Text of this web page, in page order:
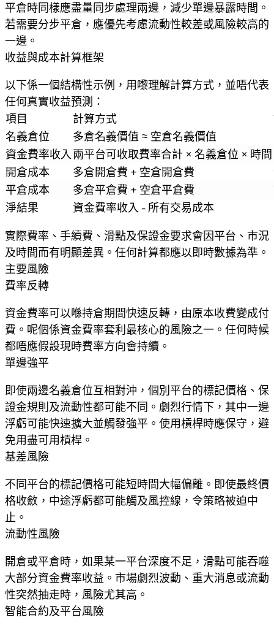
平倉時同樣應盡量同步處理兩邊，減少單邊暴露時間。
若需要分步平倉，應優先考慮流動性較差或風險較高的
一邊。
收益與成本計算框架
以下係一個結構性示例，用嚟理解計算方式，並唔代表
任何真實收益預測：
項目
計算方式
名義倉位
多倉名義價值 ≈ 空倉名義價值
資金費率收入 兩平台可收取費率合計 × 名義倉位 × 時間
開倉成本
多倉開倉費 + 空倉開倉費
平倉成本
多倉平倉費 + 空倉平倉費
淨結果
資金費率收入 - 所有交易成本
實際費率、手續費、滑點及保證金要求會因平台、市況
及時間而有明顯差異。任何計算都應以即時數據為準。
主要風險
費率反轉
資金費率可以喺持倉期間快速反轉，由原本收費變成付
費。呢個係資金費率套利最核心的風險之一。任何時候
都唔應假設現時費率方向會持續。
單邊強平
即使兩邊名義倉位互相對沖，個別平台的標記價格、保
證金規則及流動性都可能不同。劇烈行情下，其中一邊
浮虧可能快速擴大並觸發強平。使用槓桿時應保守，避
免用盡可用槓桿。
基差風險
不同平台的標記價格可能短時間大幅偏離。即使最終價
格收斂，中途浮虧都可能觸及風控線，令策略被迫中
止。
流動性風險
開倉或平倉時，如果某一平台深度不足，滑點可能吞噬
大部分資金費率收益。市場劇烈波動、重大消息或流動
性突然抽走時，風險尤其高。
智能合約及平台風險